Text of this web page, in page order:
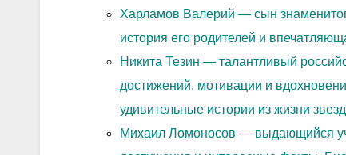
Харламов Валерий — сын
история его родителей и
Никита Тезин — талантливый
достижений, мотивации и
удивительные истории из жизни
Михаил Ломоносов — выдающийся